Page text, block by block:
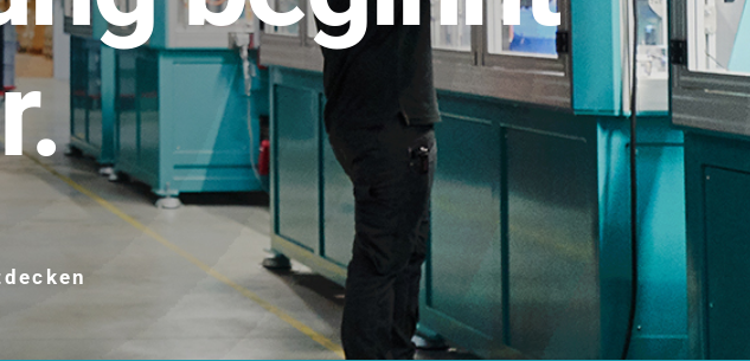
Das innovative Stecksystem für industrielle Anwendungen –
robust, IP-geschützt und zukunftsfähig.
Jetzt entdecken